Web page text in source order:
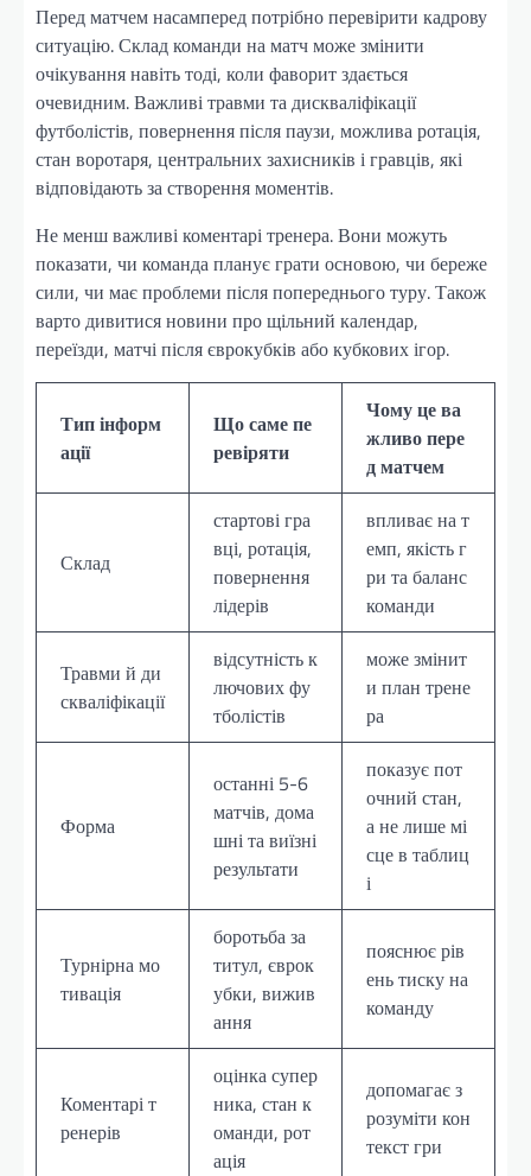
Перед матчем насамперед потрібно перевірити кадрову
ситуацію. Склад команди на матч може змінити
очікування навіть тоді, коли фаворит здається
очевидним. Важливі травми та дискваліфікації
футболістів, повернення після паузи, можлива ротація,
стан воротаря, центральних захисників і гравців, які
відповідають за створення моментів.
Не менш важливі коментарі тренера. Вони можуть
показати, чи команда планує грати основою, чи береже
сили, чи має проблеми після попереднього туру. Також
варто дивитися новини про щільний календар,
переїзди, матчі після єврокубків або кубкових ігор.
Тип інформ
ації
Що саме пе
ревіряти
Чому це ва
жливо пере
д матчем
Склад
стартові гра
вці, ротація,
повернення
лідерів
впливає на т
емп, якість г
ри та баланс
команди
Травми й ди
скваліфікації
відсутність к
лючових фу
тболістів
може змінит
и план трене
ра
Форма
останні 5-6
матчів, дома
шні та виїзні
результати
показує пот
очний стан,
а не лише мі
сце в таблиц
і
Турнірна мо
тивація
боротьба за
титул, єврок
убки, вижив
ання
пояснює рів
ень тиску на
команду
Коментарі т
ренерів
оцінка супер
ника, стан к
оманди, рот
ація
допомагає з
розуміти кон
текст гри